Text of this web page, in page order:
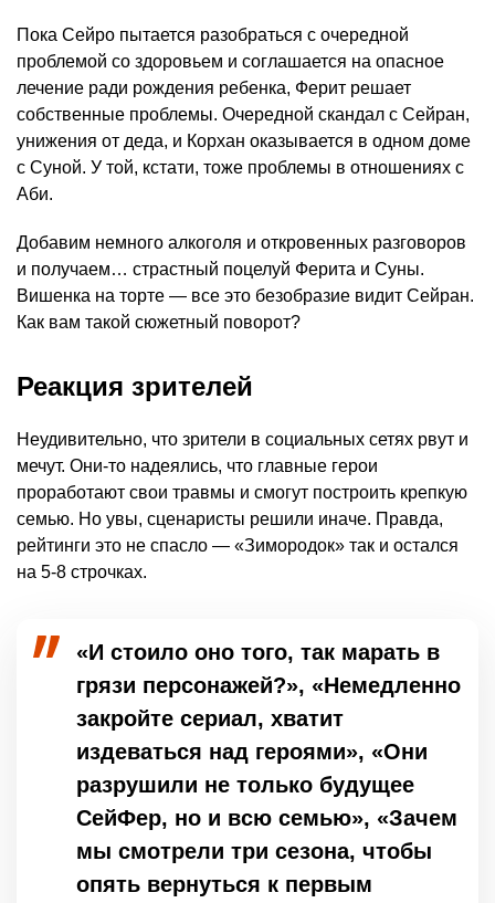
Пока Сейро пытается разобраться с очередной
проблемой со здоровьем и соглашается на опасное
лечение ради рождения ребенка, Ферит решает
собственные проблемы. Очередной скандал с Сейран,
унижения от деда, и Корхан оказывается в одном доме
с Суной. У той, кстати, тоже проблемы в отношениях с
Аби.
Добавим немного алкоголя и откровенных разговоров
и получаем… страстный поцелуй Ферита и Суны.
Вишенка на торте — все это безобразие видит Сейран.
Как вам такой сюжетный поворот?
Реакция зрителей
Неудивительно, что зрители в социальных сетях рвут и
мечут. Они-то надеялись, что главные герои
проработают свои травмы и смогут построить крепкую
семью. Но увы, сценаристы решили иначе. Правда,
рейтинги это не спасло — «Зимородок» так и остался
на 5-8 строчках.
«И стоило оно того, так марать в
грязи персонажей?», «Немедленно
закройте сериал, хватит
издеваться над героями», «Они
разрушили не только будущее
СейФер, но и всю семью», «Зачем
мы смотрели три сезона, чтобы
опять вернуться к первым